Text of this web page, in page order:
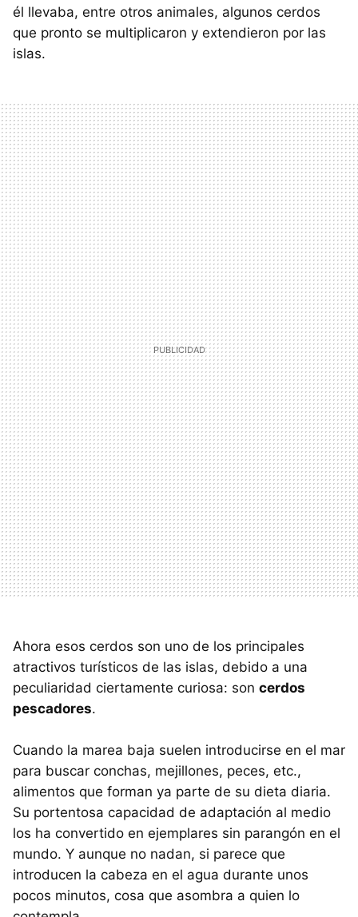
él llevaba, entre otros animales, algunos cerdos
que pronto se multiplicaron y extendieron por las
islas.
Ahora esos cerdos son uno de los principales
atractivos turísticos de las islas, debido a una
peculiaridad ciertamente curiosa: son cerdos
pescadores.
Cuando la marea baja suelen introducirse en el mar
para buscar conchas, mejillones, peces, etc.,
alimentos que forman ya parte de su dieta diaria.
Su portentosa capacidad de adaptación al medio
los ha convertido en ejemplares sin parangón en el
mundo. Y aunque no nadan, si parece que
introducen la cabeza en el agua durante unos
pocos minutos, cosa que asombra a quien lo